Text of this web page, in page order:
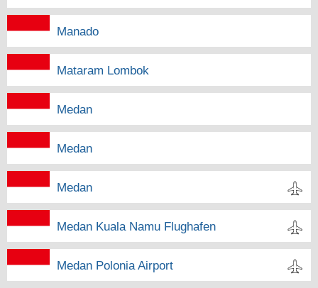
Manado
Mataram Lombok
Medan
Medan
Medan
Medan Kuala Namu Flughafen
Medan Polonia Airport